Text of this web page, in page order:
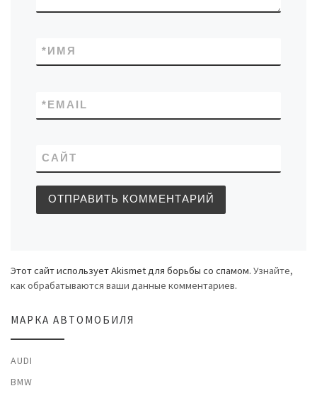
ИМЯ
*
EMAIL
*
САЙТ
Этот сайт использует Akismet для борьбы со спамом. Узнайте,
как обрабатываются ваши данные комментариев.
МАРКА АВТОМОБИЛЯ
AUDI
BMW